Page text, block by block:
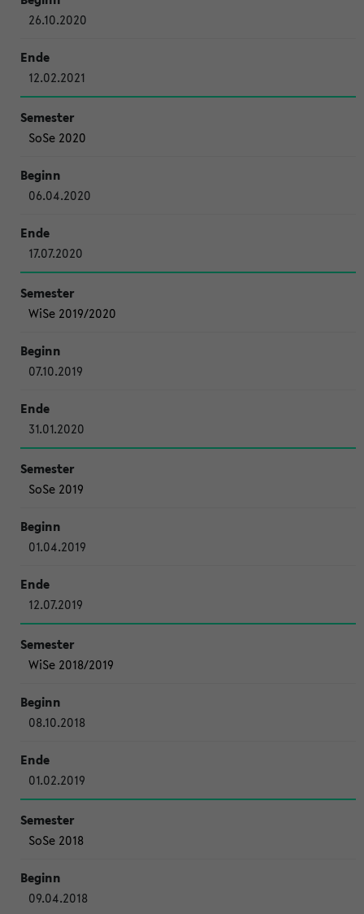
26.10.2020
12.02.2021
SoSe 2020
06.04.2020
17.07.2020
WiSe 2019/2020
07.10.2019
31.01.2020
SoSe 2019
01.04.2019
12.07.2019
WiSe 2018/2019
08.10.2018
01.02.2019
SoSe 2018
09.04.2018